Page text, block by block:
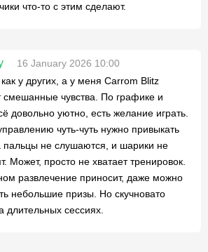
что-то с этим сделают.
16 January 2026 10:00
у других, а у меня Carrom Blitz
смешанные чувства. По графике и
довольно уютно, есть желание играть.
чуть-чуть нужно привыкать
пальцы не слушаются, и шарики не
Может, просто не хватает тренировок.
развлечение приносит, даже можно
небольшие призы. Но скучновато
длительных сессиях.